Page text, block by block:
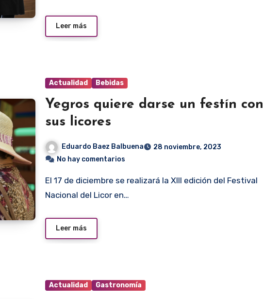
Leer más
Actualidad Bebidas
Yegros quiere darse un festín con
sus licores
Eduardo Baez Balbuena
28 noviembre, 2023
No hay comentarios
El 17 de diciembre se realizará la XIII edición del Festival
Nacional del Licor en…
Leer más
Actualidad Gastronomía